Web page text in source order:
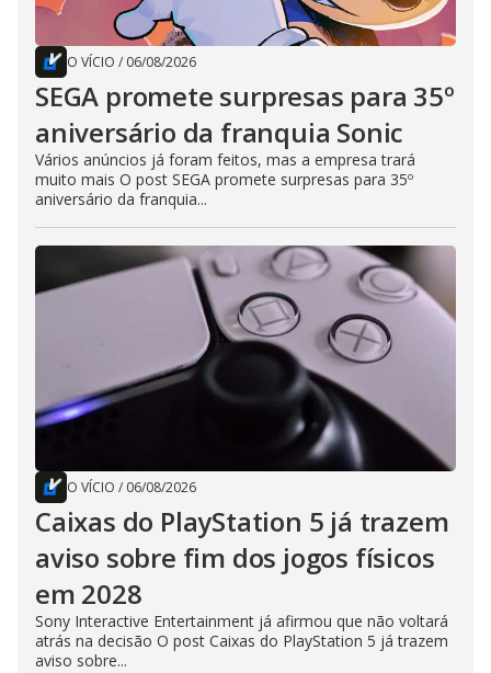
O VÍCIO / 06/08/2026
SEGA promete surpresas para 35º
aniversário da franquia Sonic
Vários anúncios já foram feitos, mas a empresa trará
muito mais O post SEGA promete surpresas para 35º
aniversário da franquia...
O VÍCIO / 06/08/2026
Caixas do PlayStation 5 já trazem
aviso sobre fim dos jogos físicos
em 2028
Sony Interactive Entertainment já afirmou que não voltará
atrás na decisão O post Caixas do PlayStation 5 já trazem
aviso sobre...